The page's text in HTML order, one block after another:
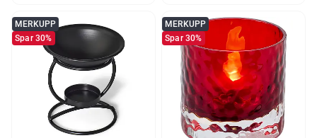
MERKUPP
Spar 30%
MERKUPP
Spar 30%